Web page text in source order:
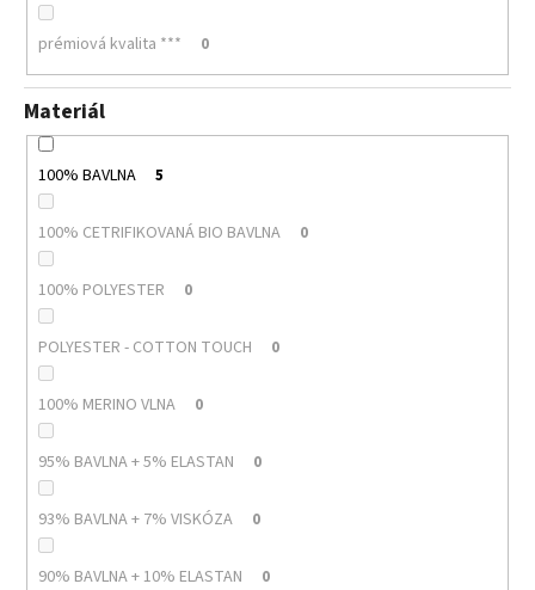
prémiová kvalita *** 0
Materiál
100% BAVLNA 5
100% CETRIFIKOVANÁ BIO BAVLNA 0
100% POLYESTER 0
POLYESTER - COTTON TOUCH 0
100% MERINO VLNA 0
95% BAVLNA + 5% ELASTAN 0
93% BAVLNA + 7% VISKÓZA 0
90% BAVLNA + 10% ELASTAN 0